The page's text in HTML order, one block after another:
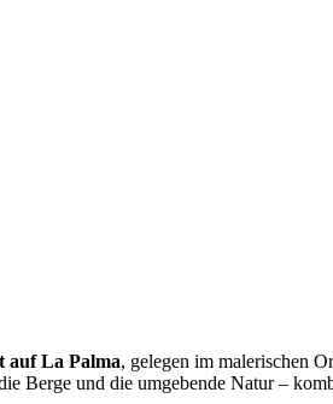
auf La Palma, gelegen im malerischen
Berge und die umgebende Natur –